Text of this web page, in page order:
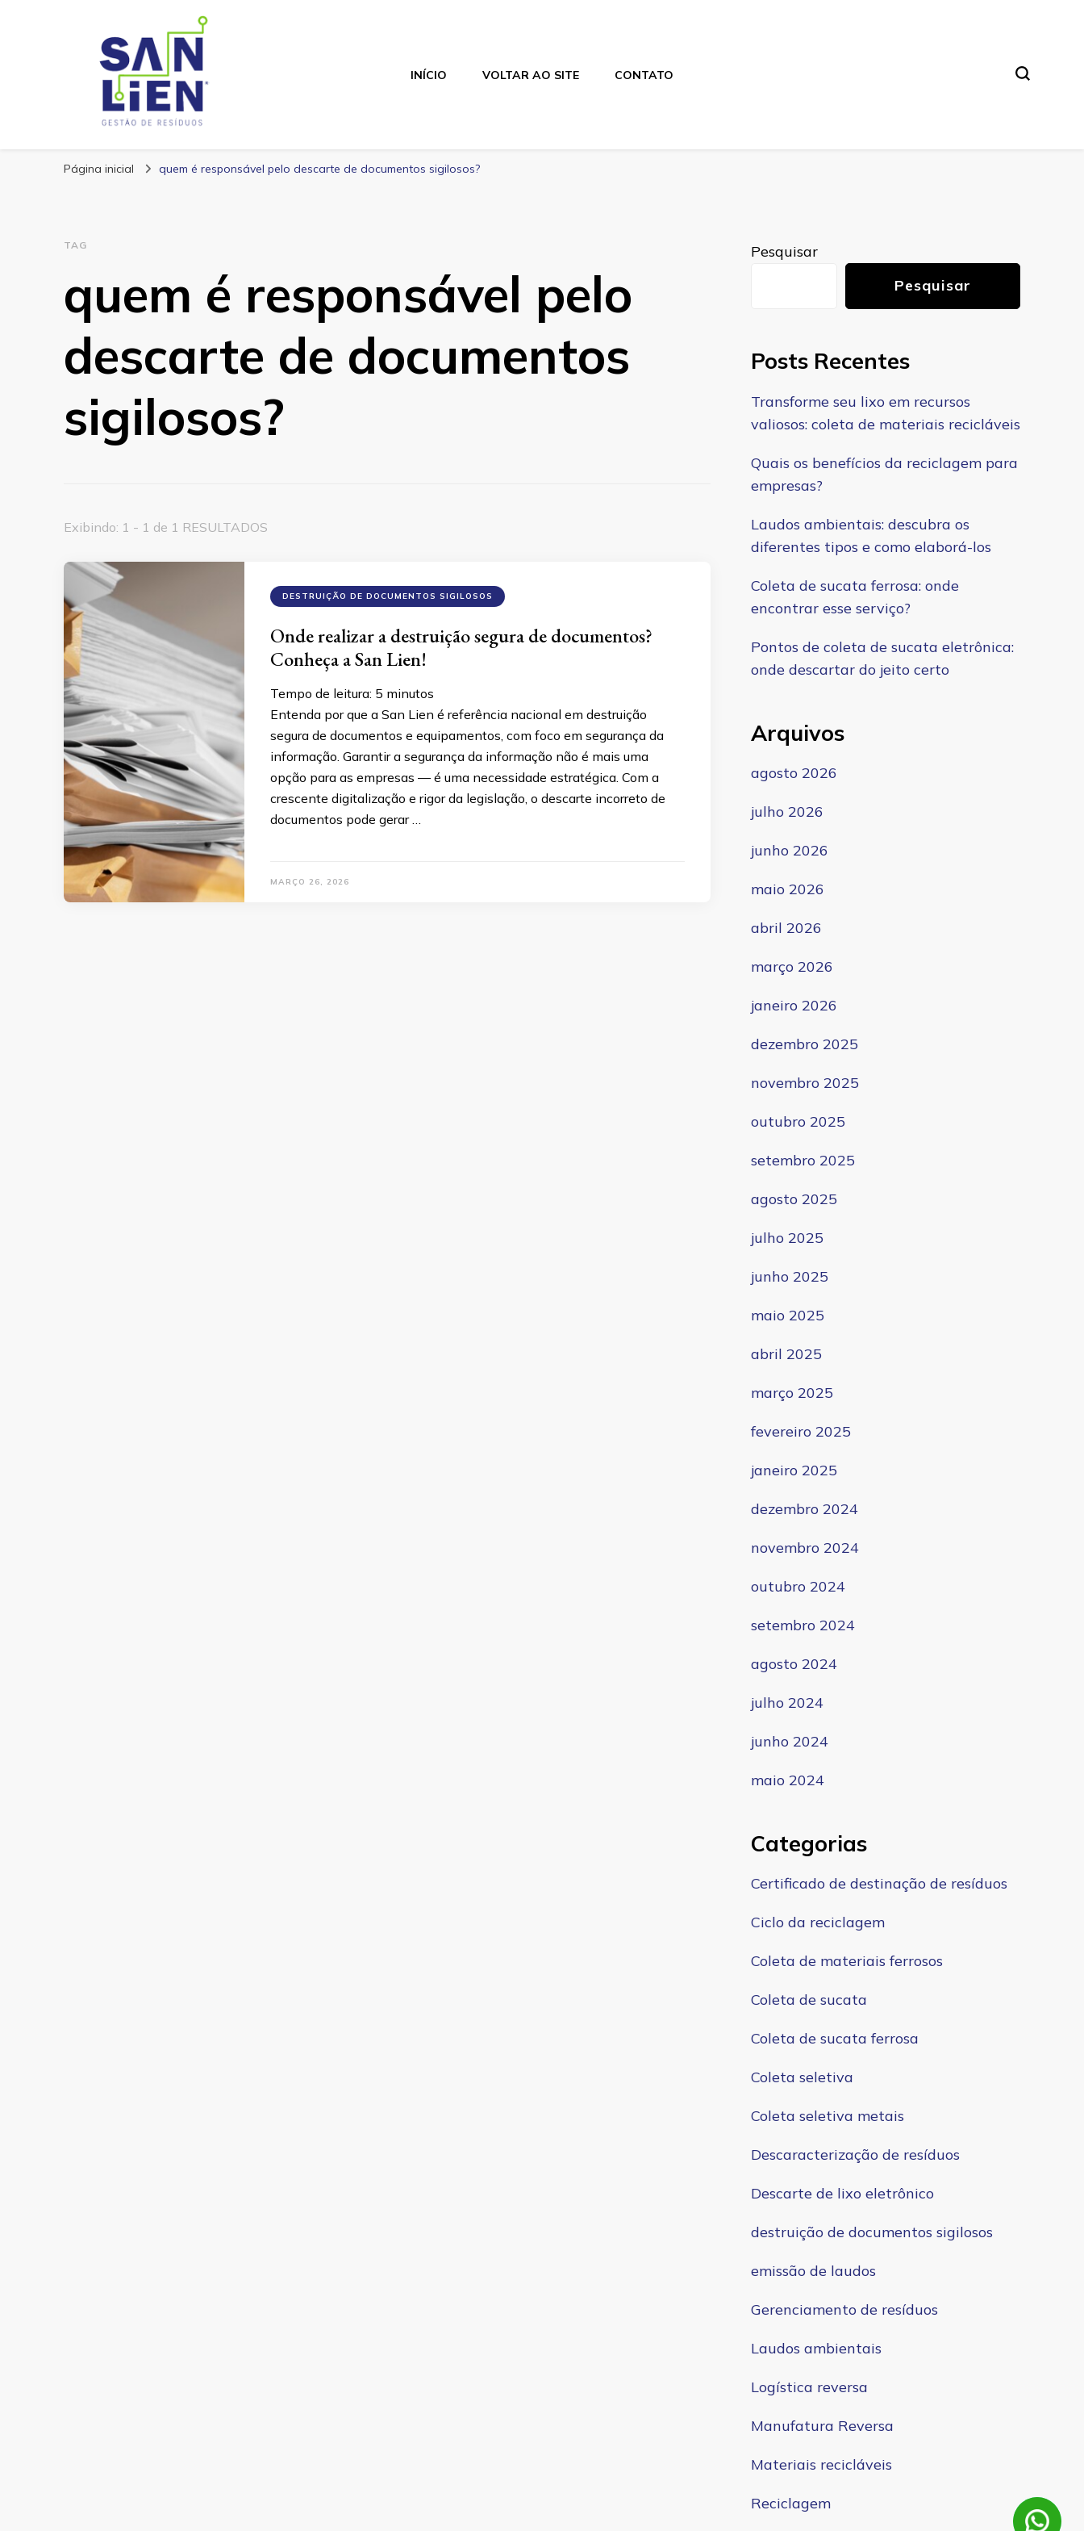
San Lien
INÍCIO VOLTAR AO SITE CONTATO
Página inicial quem é responsável pelo descarte de documentos sigilosos?
TAG
quem é responsável pelo
descarte de documentos
sigilosos?
Exibindo: 1 - 1 de 1 RESULTADOS
DESTRUIÇÃO DE DOCUMENTOS SIGILOSOS
Onde realizar a destruição segura de documentos?
Conheça a San Lien!
Tempo de leitura: 5 minutos
Entenda por que a San Lien é referência nacional em destruição
segura de documentos e equipamentos, com foco em segurança da
informação. Garantir a segurança da informação não é mais uma
opção para as empresas — é uma necessidade estratégica. Com a
crescente digitalização e rigor da legislação, o descarte incorreto de
documentos pode gerar …
MARÇO 26, 2026
Pesquisar
Pesquisar
Posts Recentes
Transforme seu lixo em recursos
valiosos: coleta de materiais recicláveis
Quais os benefícios da reciclagem para
empresas?
Laudos ambientais: descubra os
diferentes tipos e como elaborá-los
Coleta de sucata ferrosa: onde
encontrar esse serviço?
Pontos de coleta de sucata eletrônica:
onde descartar do jeito certo
Arquivos
agosto 2026
julho 2026
junho 2026
maio 2026
abril 2026
março 2026
janeiro 2026
dezembro 2025
novembro 2025
outubro 2025
setembro 2025
agosto 2025
julho 2025
junho 2025
maio 2025
abril 2025
março 2025
fevereiro 2025
janeiro 2025
dezembro 2024
novembro 2024
outubro 2024
setembro 2024
agosto 2024
julho 2024
junho 2024
maio 2024
Categorias
Certificado de destinação de resíduos
Ciclo da reciclagem
Coleta de materiais ferrosos
Coleta de sucata
Coleta de sucata ferrosa
Coleta seletiva
Coleta seletiva metais
Descaracterização de resíduos
Descarte de lixo eletrônico
destruição de documentos sigilosos
emissão de laudos
Gerenciamento de resíduos
Laudos ambientais
Logística reversa
Manufatura Reversa
Materiais recicláveis
Reciclagem